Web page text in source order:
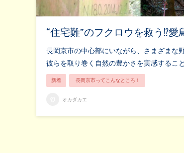
“住宅難”のフクロウを救う⁉️
長岡京市の中心部にいながら、さまざまな
彼らを取り巻く自然の豊かさを実感するこ
新着 長岡京市ってこんなところ！
オカダカエ